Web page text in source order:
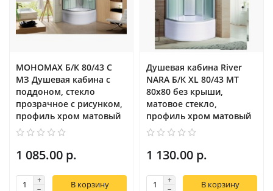
МОНОМАХ Б/К 80/43 С
МЗ Душевая кабина с
поддоном, cтекло
прозрачное с рисунком,
профиль хром матовый
1 085.00 р.
В корзину
Душевая кабина River
NARA Б/К XL 80/43 MT
80х80 без крыши,
матовое стекло,
профиль хром матовый
1 130.00 р.
В корзину